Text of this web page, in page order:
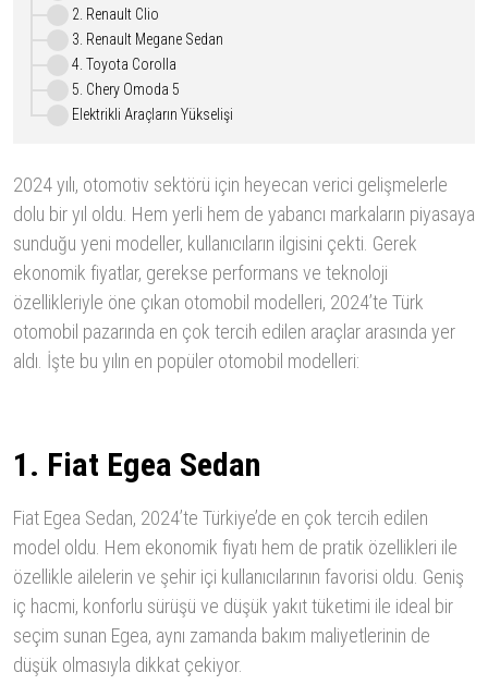
2. Renault Clio
3. Renault Megane Sedan
4. Toyota Corolla
5. Chery Omoda 5
Elektrikli Araçların Yükselişi
2024 yılı, otomotiv sektörü için heyecan verici gelişmelerle
dolu bir yıl oldu. Hem yerli hem de yabancı markaların piyasaya
sunduğu yeni modeller, kullanıcıların ilgisini çekti. Gerek
ekonomik fiyatlar, gerekse performans ve teknoloji
özellikleriyle öne çıkan otomobil modelleri, 2024’te Türk
otomobil pazarında en çok tercih edilen araçlar arasında yer
aldı. İşte bu yılın en popüler otomobil modelleri:
1. Fiat Egea Sedan
Fiat Egea Sedan, 2024’te Türkiye’de en çok tercih edilen
model oldu. Hem ekonomik fiyatı hem de pratik özellikleri ile
özellikle ailelerin ve şehir içi kullanıcılarının favorisi oldu. Geniş
iç hacmi, konforlu sürüşü ve düşük yakıt tüketimi ile ideal bir
seçim sunan Egea, aynı zamanda bakım maliyetlerinin de
düşük olmasıyla dikkat çekiyor.